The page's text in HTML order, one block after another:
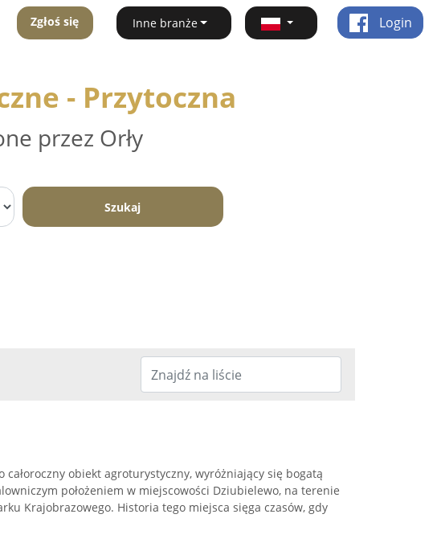
Zgłoś się Inne branże Login
- Przytoczna
przez Orły
Szukaj
całoroczny obiekt agroturystyczny, wyróżniający się bogatą
położeniem w miejscowości Dziubielewo, na terenie
Krajobrazowego. Historia tego miejsca sięga czasów, gdy